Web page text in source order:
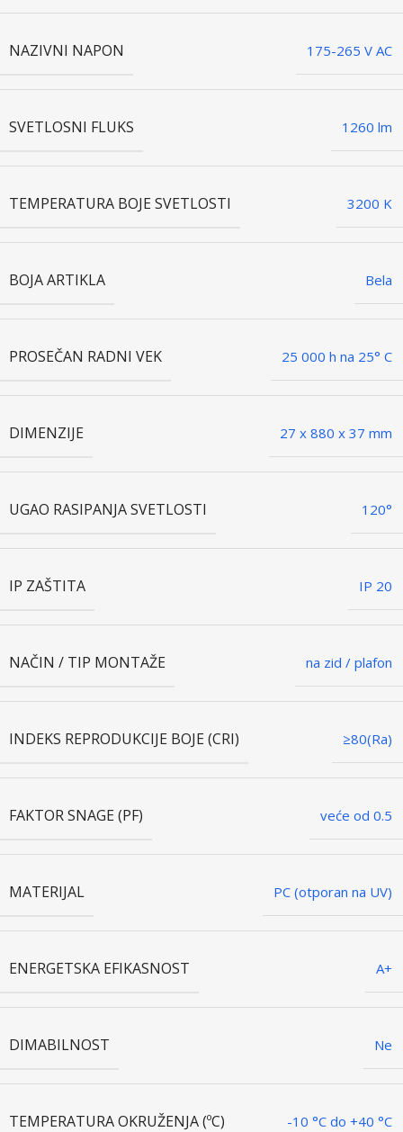
NAZIVNI NAPON 175-265 V AC
SVETLOSNI FLUKS 1260 lm
TEMPERATURA BOJE SVETLOSTI 3200 K
BOJA ARTIKLA Bela
PROSEČAN RADNI VEK 25 000 h na 25° C
DIMENZIJE 27 x 880 x 37 mm
UGAO RASIPANJA SVETLOSTI 120°
IP ZAŠTITA IP 20
NAČIN / TIP MONTAŽE na zid / plafon
INDEKS REPRODUKCIJE BOJE (CRI) ≥80(Ra)
FAKTOR SNAGE (PF) veće od 0.5
MATERIJAL PC (otporan na UV)
ENERGETSKA EFIKASNOST A+
DIMABILNOST Ne
TEMPERATURA OKRUŽENJA (ºC) -10 °C do +40 °C